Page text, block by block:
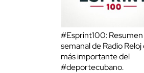
#Esprint100: Resumen
semanal de Radio Reloj
más importante del
#deportecubano.